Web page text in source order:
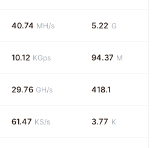
40.74 MH/s 5.22 G
10.12 KGps 94.37 M
29.76 GH/s 418.1
61.47 KS/s 3.77 K